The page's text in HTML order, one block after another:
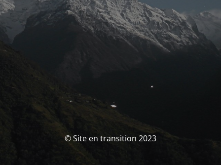
© Site en transition 2023